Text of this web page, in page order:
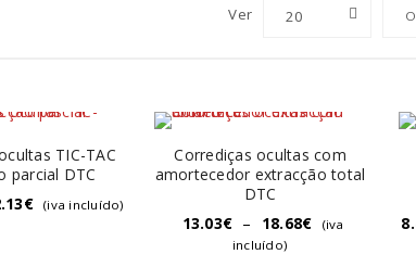
Ver 20
TIC-TAC
parcial DTC
€ (iva incluído)
Corrediças ocultas com
amortecedor extracção total
DTC
13.03€ – 18.68€
(iva
incluído)